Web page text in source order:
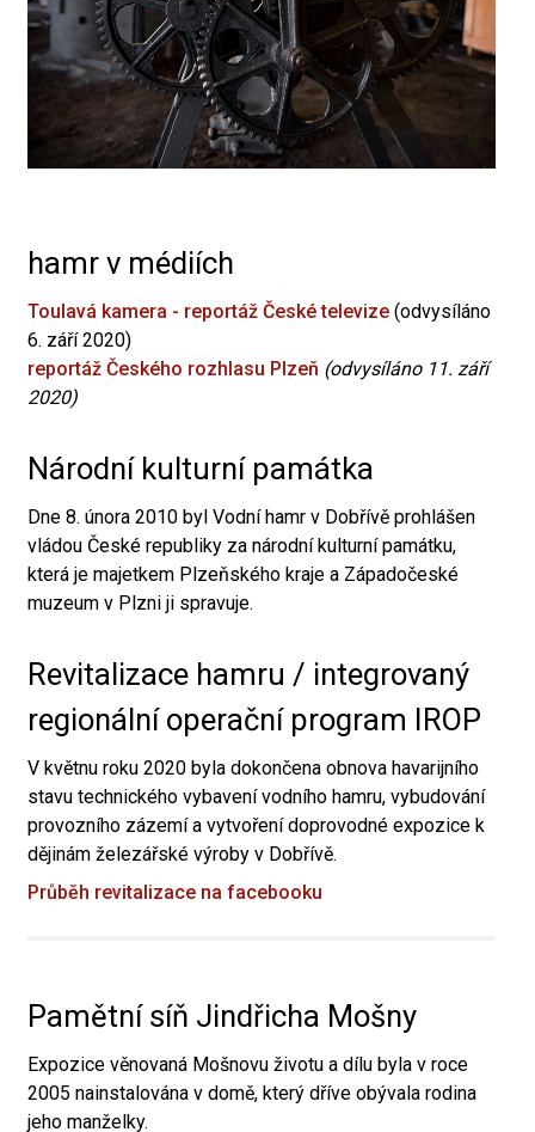
hamr v médiích
Toulavá kamera - reportáž České televize (odvysíláno
6. září 2020)
reportáž Českého rozhlasu Plzeň (odvysíláno 11. září
2020)
Národní kulturní památka
Dne 8. února 2010 byl Vodní hamr v Dobřívě prohlášen
vládou České republiky za národní kulturní památku,
která je majetkem Plzeňského kraje a Západočeské
muzeum v Plzni ji spravuje.
Revitalizace hamru / integrovaný
regionální operační program IROP
V květnu roku 2020 byla dokončena obnova havarijního
stavu technického vybavení vodního hamru, vybudování
provozního zázemí a vytvoření doprovodné expozice k
dějinám železářské výroby v Dobřívě.
Průběh revitalizace na facebooku
Pamětní síň Jindřicha Mošny
Expozice věnovaná Mošnovu životu a dílu byla v roce
2005 nainstalována v domě, který dříve obývala rodina
jeho manželky.